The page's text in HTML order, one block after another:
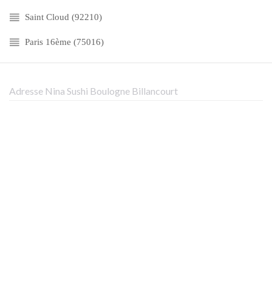
Saint Cloud (92210)
Paris 16ème (75016)
Adresse Nina Sushi Boulogne Billancourt